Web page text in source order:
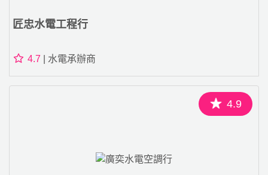
匠忠水電工程行
4.7 | 水電承辦商
4.9